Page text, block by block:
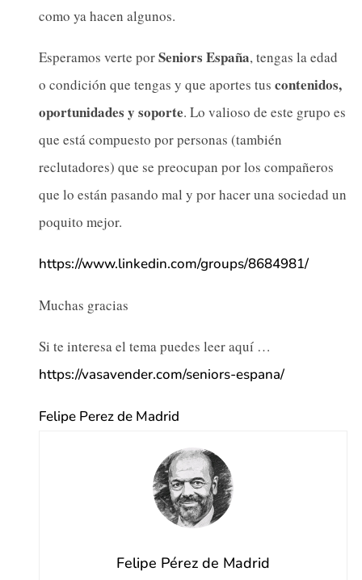
como ya hacen algunos.
Esperamos verte porSeniors España, tengas la edad
o condición que tengas y que aportes tus contenidos,
oportunidades y soporte. Lo valioso de este grupo es
que está compuesto por personas (también
reclutadores) que se preocupan por los compañeros
que lo están pasando mal y por hacer una sociedad un
poquito mejor.
https://www.linkedin.com/groups/8684981/
Muchas gracias
Si te interesa el tema puedes leer aquí …
https://vasavender.com/seniors-espana/
Felipe Perez de Madrid
Felipe Pérez de Madrid